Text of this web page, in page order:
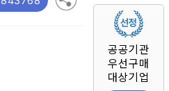
공공기관
우선구매
대상기업